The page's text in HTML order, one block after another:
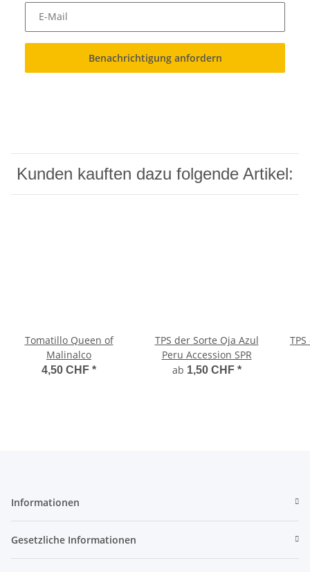
E-Mail
Benachrichtigung anfordern
Kunden kauften dazu folgende Artikel:
Tomatillo Queen of
Malinalco
4,50 CHF *
TPS der Sorte Oja Azul
Peru Accession SPR
ab 1,50 CHF *
Informationen
Gesetzliche Informationen